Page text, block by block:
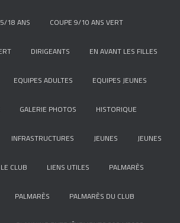
18 ANS COUPE 9/10 ANS VERT
DIRIGEANTS EN AVANT LES FILLES
EQUIPES ADULTES EQUIPES JEUNES
GALERIE PHOTOS HISTORIQUE
INFRASTRUCTURES JEUNES JEUNES
LE CLUB LIENS UTILES PALMARÈS
PALMARÈS PALMARÈS DU CLUB